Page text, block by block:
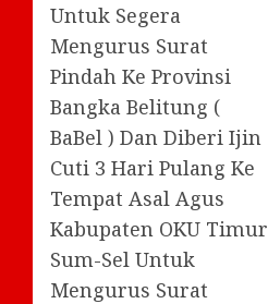
Untuk Segera
Mengurus Surat
Pindah Ke Provinsi
Bangka Belitung (
BaBel ) Dan Diberi Ijin
Cuti 3 Hari Pulang Ke
Tempat Asal Agus
Kabupaten OKU Timur
Sum-Sel Untuk
Mengurus Surat